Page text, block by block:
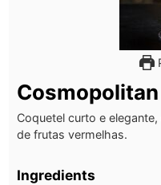
Cosmopolitan
Coquetel curto e
de frutas vermelhas.
Ingredients